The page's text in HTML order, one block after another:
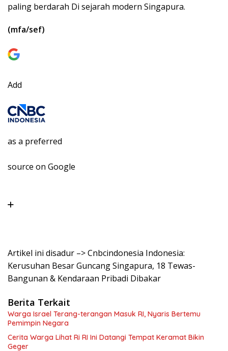
paling berdarah Di sejarah modern Singapura.
(mfa/sef)
Add
as a preferred
source on Google
Artikel ini disadur –> Cnbcindonesia Indonesia:
Kerusuhan Besar Guncang Singapura, 18 Tewas-
Bangunan & Kendaraan Pribadi Dibakar
Berita Terkait
Warga Israel Terang-terangan Masuk RI, Nyaris Bertemu
Pemimpin Negara
Cerita Warga Lihat Ri RI Ini Datangi Tempat Keramat Bikin
Geger